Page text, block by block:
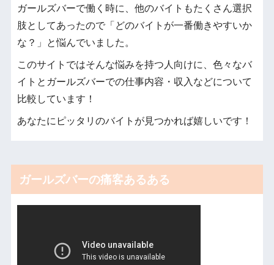
ガールズバーで働く時に、他のバイトもたくさん選択
肢としてあったので「どのバイトが一番働きやすいか
な？」と悩んでいました。
このサイトではそんな悩みを持つ人向けに、色々なバ
イトとガールズバーでの仕事内容・収入などについて
比較しています！
あなたにピッタリのバイトが見つかれば嬉しいです！
ガールズバーの痛客あるある